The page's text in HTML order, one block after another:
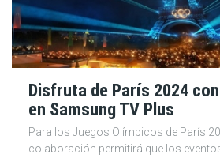
Disfruta de París 2024
en Samsung TV Plus
Para los Juegos Olímpicos de París
colaboración permitirá que los